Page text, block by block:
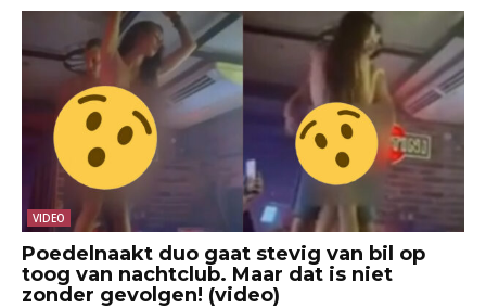
VIDEO
Poedelnaakt duo gaat stevig van bil op
toog van nachtclub. Maar dat is niet
zonder gevolgen! (video)